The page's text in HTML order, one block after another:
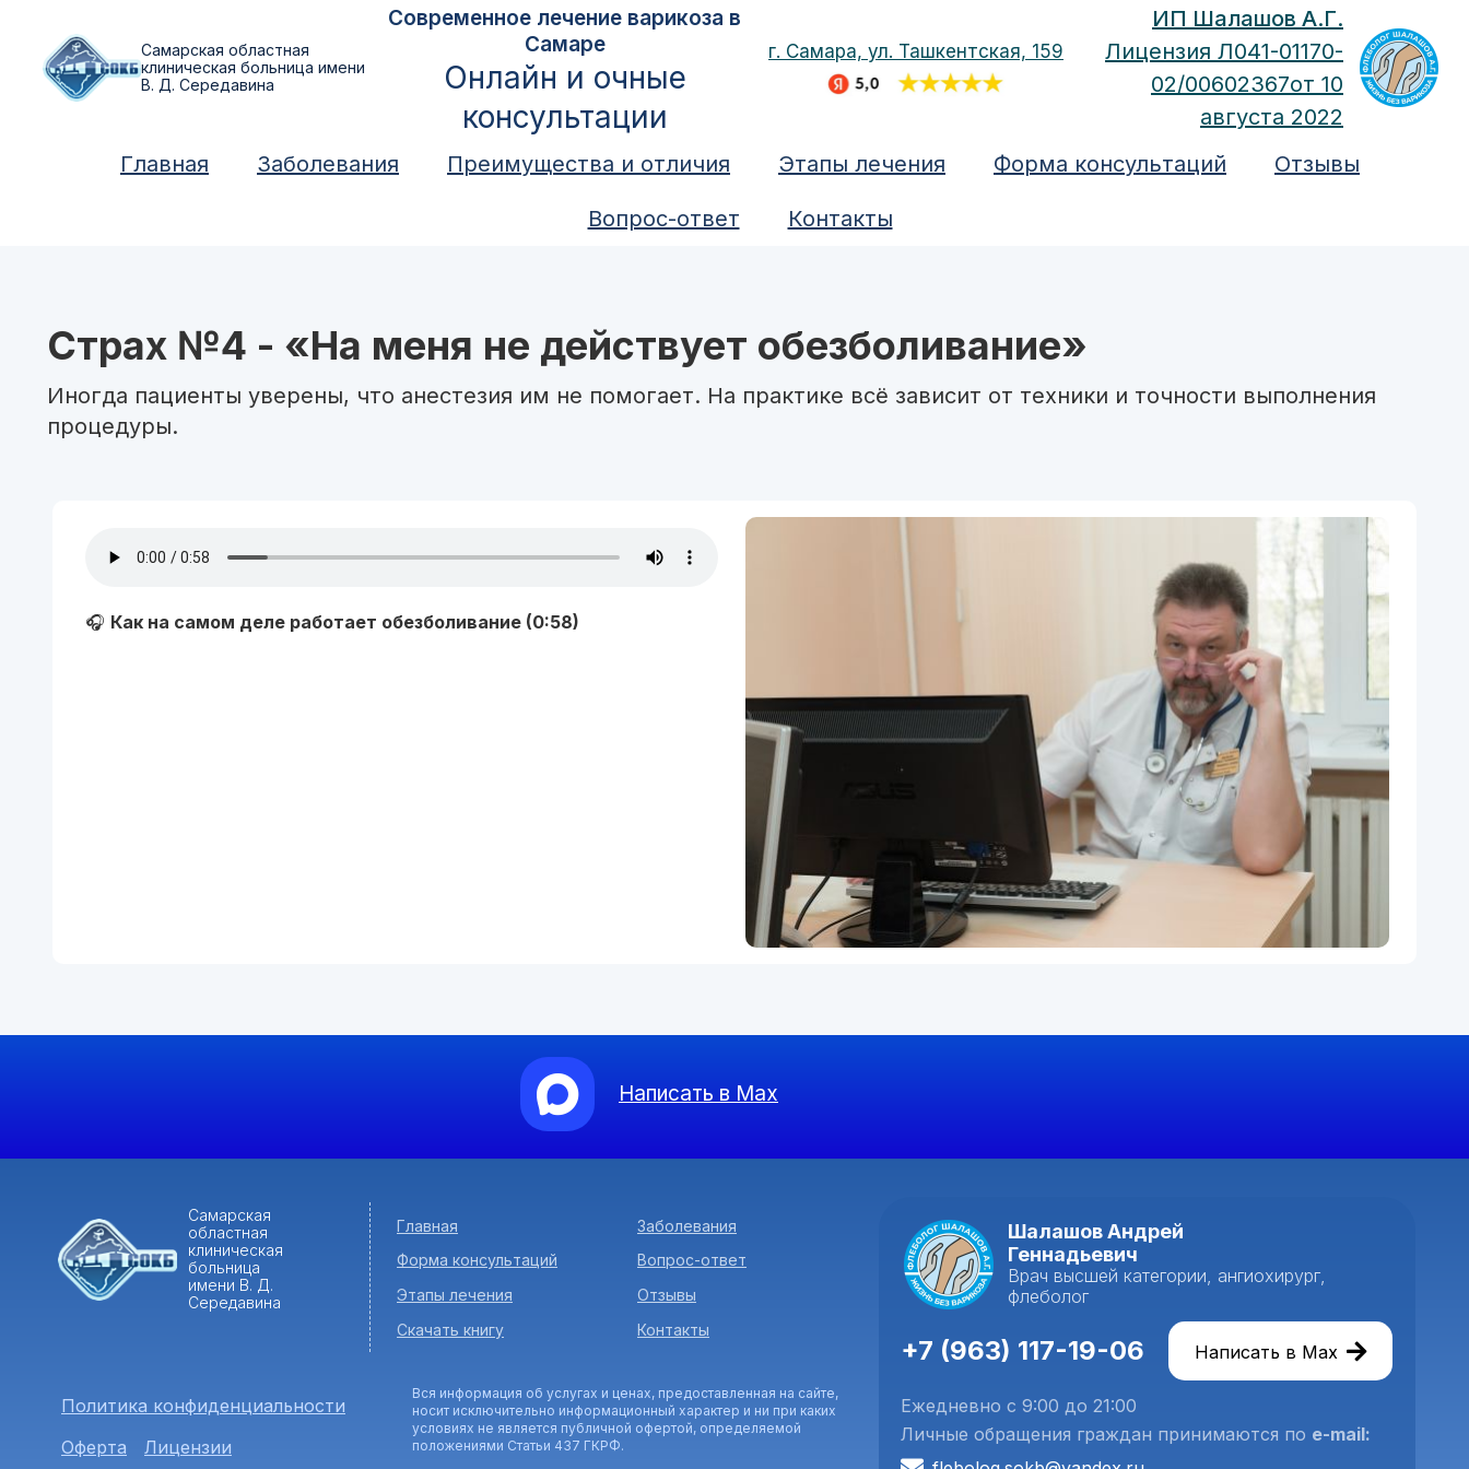
Самарская областная
клиническая больница имени
В. Д. Середавина
Современное лечение варикоза в
Самаре
Онлайн и очные
консультации
г. Самара, ул. Ташкентская, 159
ИП Шалашов А.Г.
Лицензия Л041-01170-
02/00602367от 10
августа 2022
Главная
Заболевания Преимущества и отличия Этапы лечения Форма консультаций Отзывы
Вопрос-ответ Контакты
Страх №4 - «На меня не действует обезболивание»
Иногда пациенты уверены, что анестезия им не помогает. На практике всё зависит от техники и точности выполнения
процедуры.
🎧 Как на самом деле работает обезболивание (0:58)
Написать в Max
Самарская
областная
клиническая
больница
имени В. Д.
Середавина
Главная
Форма консультаций
Этапы лечения
Скачать книгу
Заболевания
Вопрос-ответ
Отзывы
Контакты
Политика конфиденциальности
Оферта
Лицензии
Вся информация об услугах и ценах, предоставленная на сайте,
носит исключительно информационный характер и ни при каких
условиях не является публичной офертой, определяемой
положениями Статьи 437 ГКРФ.
Шалашов Андрей
Геннадьевич
Врач высшей категории, ангиохирург,
флеболог
+7 (963) 117-19-06 Написать в Max
Ежедневно с 9:00 до 21:00
Личные обращения граждан принимаются по e-mail: